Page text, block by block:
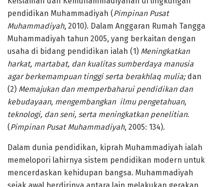
pendidikan Muhammadiyah (Pimpinan Pusat
Muhammadiyah, 2010). Dalam Anggaran Rumah Tangga
Muhammadiyah tahun 2005, yang berkaitan dengan
usaha di bidang pendidikan ialah (1) Meningkatkan
harkat, martabat, dan kualitas sumberdaya manusia
agar berkemampuan tinggi serta berakhlaq mulia; dan
(2) Memajukan dan memperbaharui pendidikan dan
kebudayaan, mengembangkan ilmu pengetahuan,
teknologi, dan seni, serta meningkatkan penelitian.
(Pimpinan Pusat Muhammadiyah, 2005: 134).
Dalam dunia pendidikan, kiprah Muhammadiyah ialah
memelopori lahirnya sistem pendidikan modern untuk
mencerdaskan kehidupan bangsa. Muhammadiyah